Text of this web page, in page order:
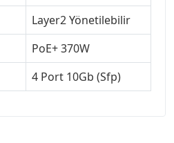
Layer2 Yönetilebilir
PoE+ 370W
4 Port 10Gb (Sfp)